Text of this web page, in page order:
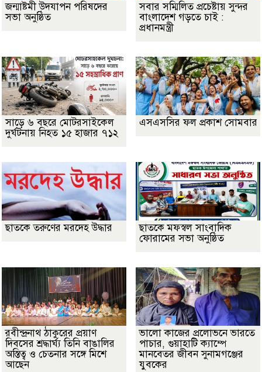
জন্মাষ্টমী উদযাপন পরিষদের
সভা অনুষ্ঠিত
সবার সম্মিলিত প্রচেষ্টায় সুন্দর
বাংলাদেশ গড়তে চাই :
প্রধানমন্ত্রী
সাড়ে ৬ বছরে মোটরসাইকেল
দুর্ঘটনায় নিহত ১৫ হাজার ৭১২
এসএসসির ফল প্রকাশ সোমবার
ছাতকে তরুণের মরদেহ উদ্ধার
ছাতকে মফস্বল সাংবাদিক
ফোরামের সভা অনুষ্ঠিত
রবীন্দ্রনাথ ঠাকুরের প্রয়াণ
দিবসের শ্রদ্ধার্ঘ্য তিনি বাঙালির
অস্তিত্ব ও চেতনার সঙ্গে মিশে
আছেন
ভালো কাজের প্রলোভনে ভারতে
পাচার, গুয়াহাটি ক্যাম্পে
মানবেতর জীবন সুনামগঞ্জের
যুবকের